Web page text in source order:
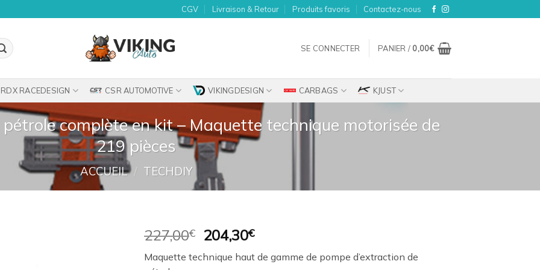
CGV Livraison & Retour Produits favoris Contactez-nous
SE CONNECTER PANIER / 0,00€
RDX RACEDESIGN CSR AUTOMOTIVE VIKINGDESIGN CARBAGS KJUST
pétrole complète en kit – Maquette technique motorisée de
219 pièces
ACCUEIL / TECHDIY
227,00€
Le
prix
initial
204,30€Le
prix
actuel
Maquette technique haut de gamme de pompe d’extraction de